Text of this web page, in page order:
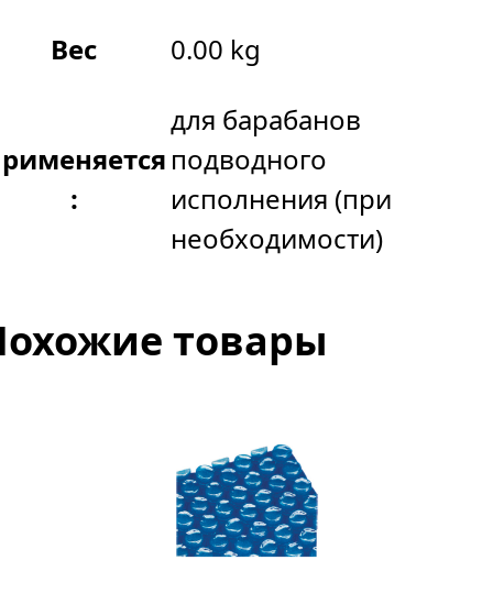
Вес 0.00 kg
:
для барабанов
подводного
исполнения (при
необходимости)
товары